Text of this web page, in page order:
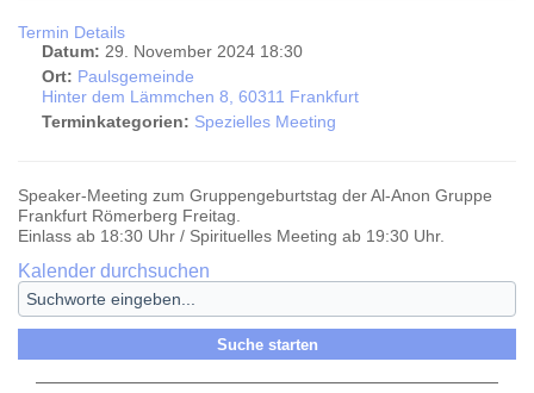
Meetings
Spenden
Häufige Fragen
Termin Details
Datum: 29. November 2024 18:30
Ort: Paulsgemeinde
Hinter dem Lämmchen 8, 60311 Frankfurt
Terminkategorien: Spezielles Meeting
Speaker-Meeting zum Gruppengeburtstag der Al-Anon Gruppe
Frankfurt Römerberg Freitag.
Einlass ab 18:30 Uhr / Spirituelles Meeting ab 19:30 Uhr.
Kalender durchsuchen